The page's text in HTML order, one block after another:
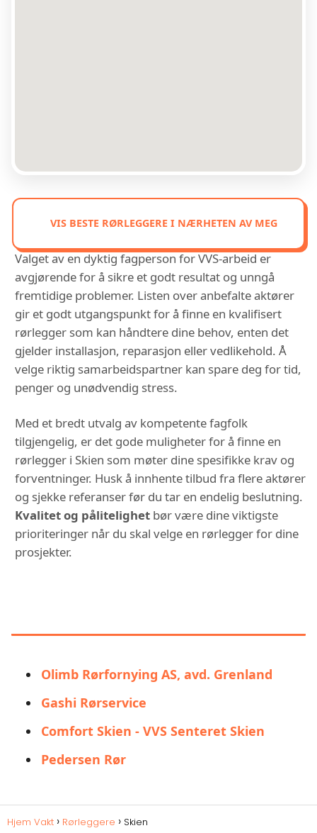
VIS BESTE RØRLEGGERE I NÆRHETEN AV MEG
Valget av en dyktig fagperson for VVS-arbeid er
avgjørende for å sikre et godt resultat og unngå
fremtidige problemer. Listen over anbefalte aktører
gir et godt utgangspunkt for å finne en kvalifisert
rørlegger som kan håndtere dine behov, enten det
gjelder installasjon, reparasjon eller vedlikehold. Å
velge riktig samarbeidspartner kan spare deg for tid,
penger og unødvendig stress.
Med et bredt utvalg av kompetente fagfolk
tilgjengelig, er det gode muligheter for å finne en
rørlegger i Skien som møter dine spesifikke krav og
forventninger. Husk å innhente tilbud fra flere aktører
og sjekke referanser før du tar en endelig beslutning.
Kvalitet og pålitelighet bør være dine viktigste
prioriteringer når du skal velge en rørlegger for dine
prosjekter.
Olimb Rørfornying AS, avd. Grenland
Gashi Rørservice
Comfort Skien - VVS Senteret Skien
Pedersen Rør
Hjem Vakt Rørleggere Skien